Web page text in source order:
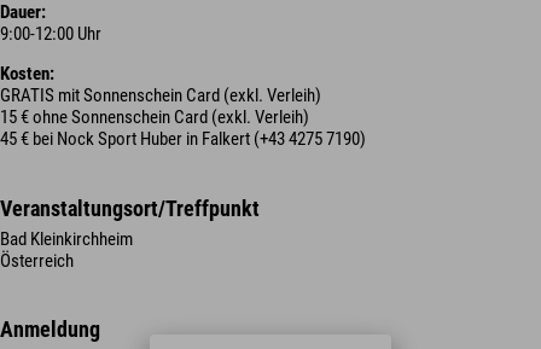
Dauer:
9:00-12:00 Uhr
Kosten:
GRATIS mit Sonnenschein Card (exkl. Verleih)
15 € ohne Sonnenschein Card (exkl. Verleih)
45 € bei Nock Sport Huber in Falkert (+43 4275 7190)
Veranstaltungsort/Treffpunkt
Bad Kleinkirchheim
Österreich
Anmeldung